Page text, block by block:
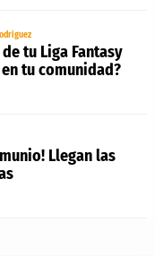
de tu Liga Fantasy
tu comunidad?
Llegan las